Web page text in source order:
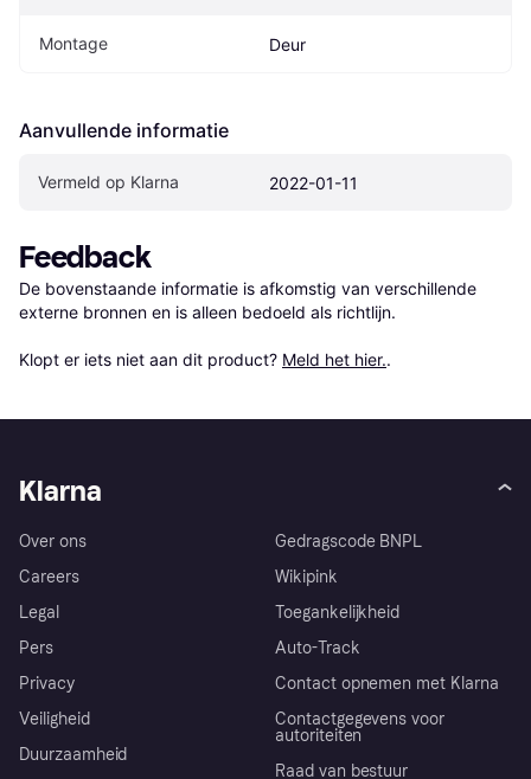
Montage Deur
Aanvullende informatie
Vermeld op Klarna 2022-01-11
Feedback
De bovenstaande informatie is afkomstig van verschillende
externe bronnen en is alleen bedoeld als richtlijn.
Klopt er iets niet aan dit product? Meld het hier..
Klarna
Over ons
Careers
Legal
Pers
Privacy
Veiligheid
Duurzaamheid
Gedragscode BNPL
Wikipink
Toegankelijkheid
Auto-Track
Contact opnemen met Klarna
Contactgegevens voor
autoriteiten
Raad van bestuur